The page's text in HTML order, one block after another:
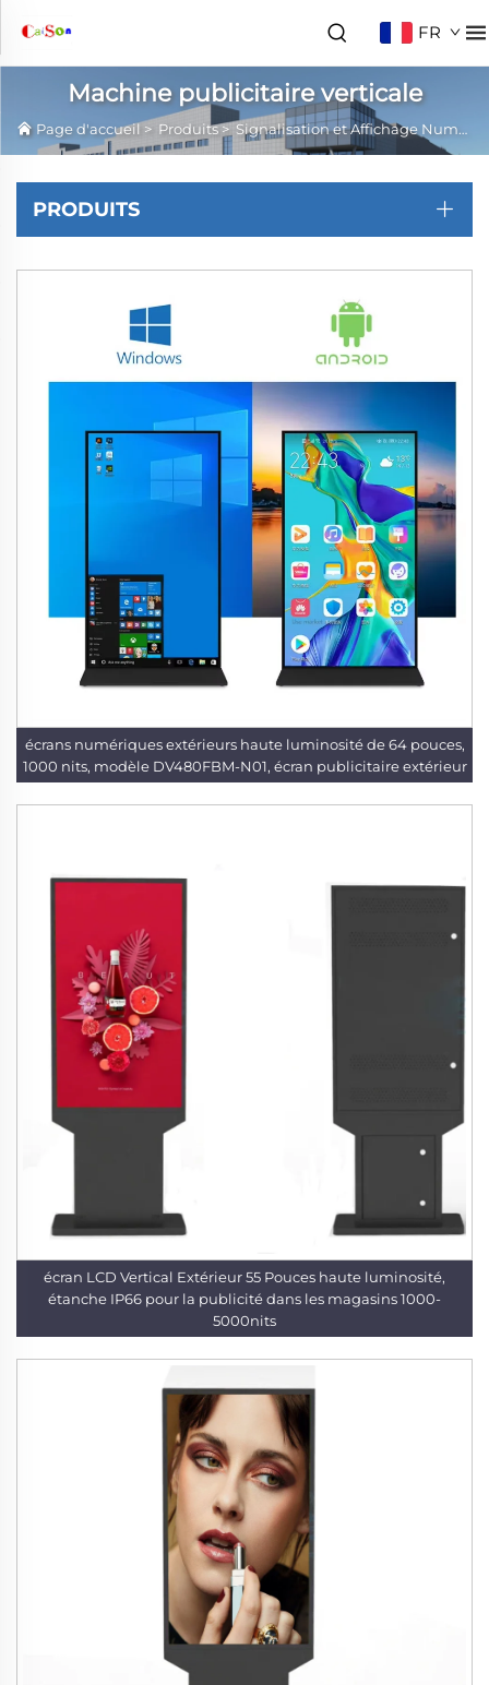
FR
Machine publicitaire verticale
Page d'accueil > Produits> Signalisation et Affichage Numériques
PRODUITS
écrans numériques extérieurs haute luminosité de 64 pouces,
1000 nits, modèle DV480FBM-N01, écran publicitaire extérieur
écran LCD Vertical Extérieur 55 Pouces haute luminosité,
étanche IP66 pour la publicité dans les magasins 1000-
5000nits